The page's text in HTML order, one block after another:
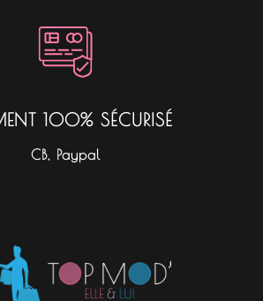
100% SÉCURISÉ
CB, Paypal